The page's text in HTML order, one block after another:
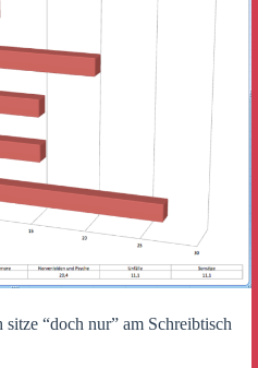
“doch nur” am Schreibtisch